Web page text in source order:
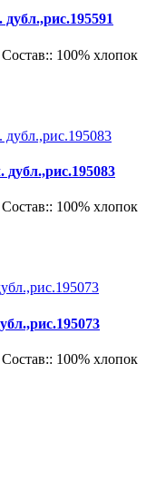
Состав:: 100% хлопок
Состав:: 100% хлопок
Состав:: 100% хлопок